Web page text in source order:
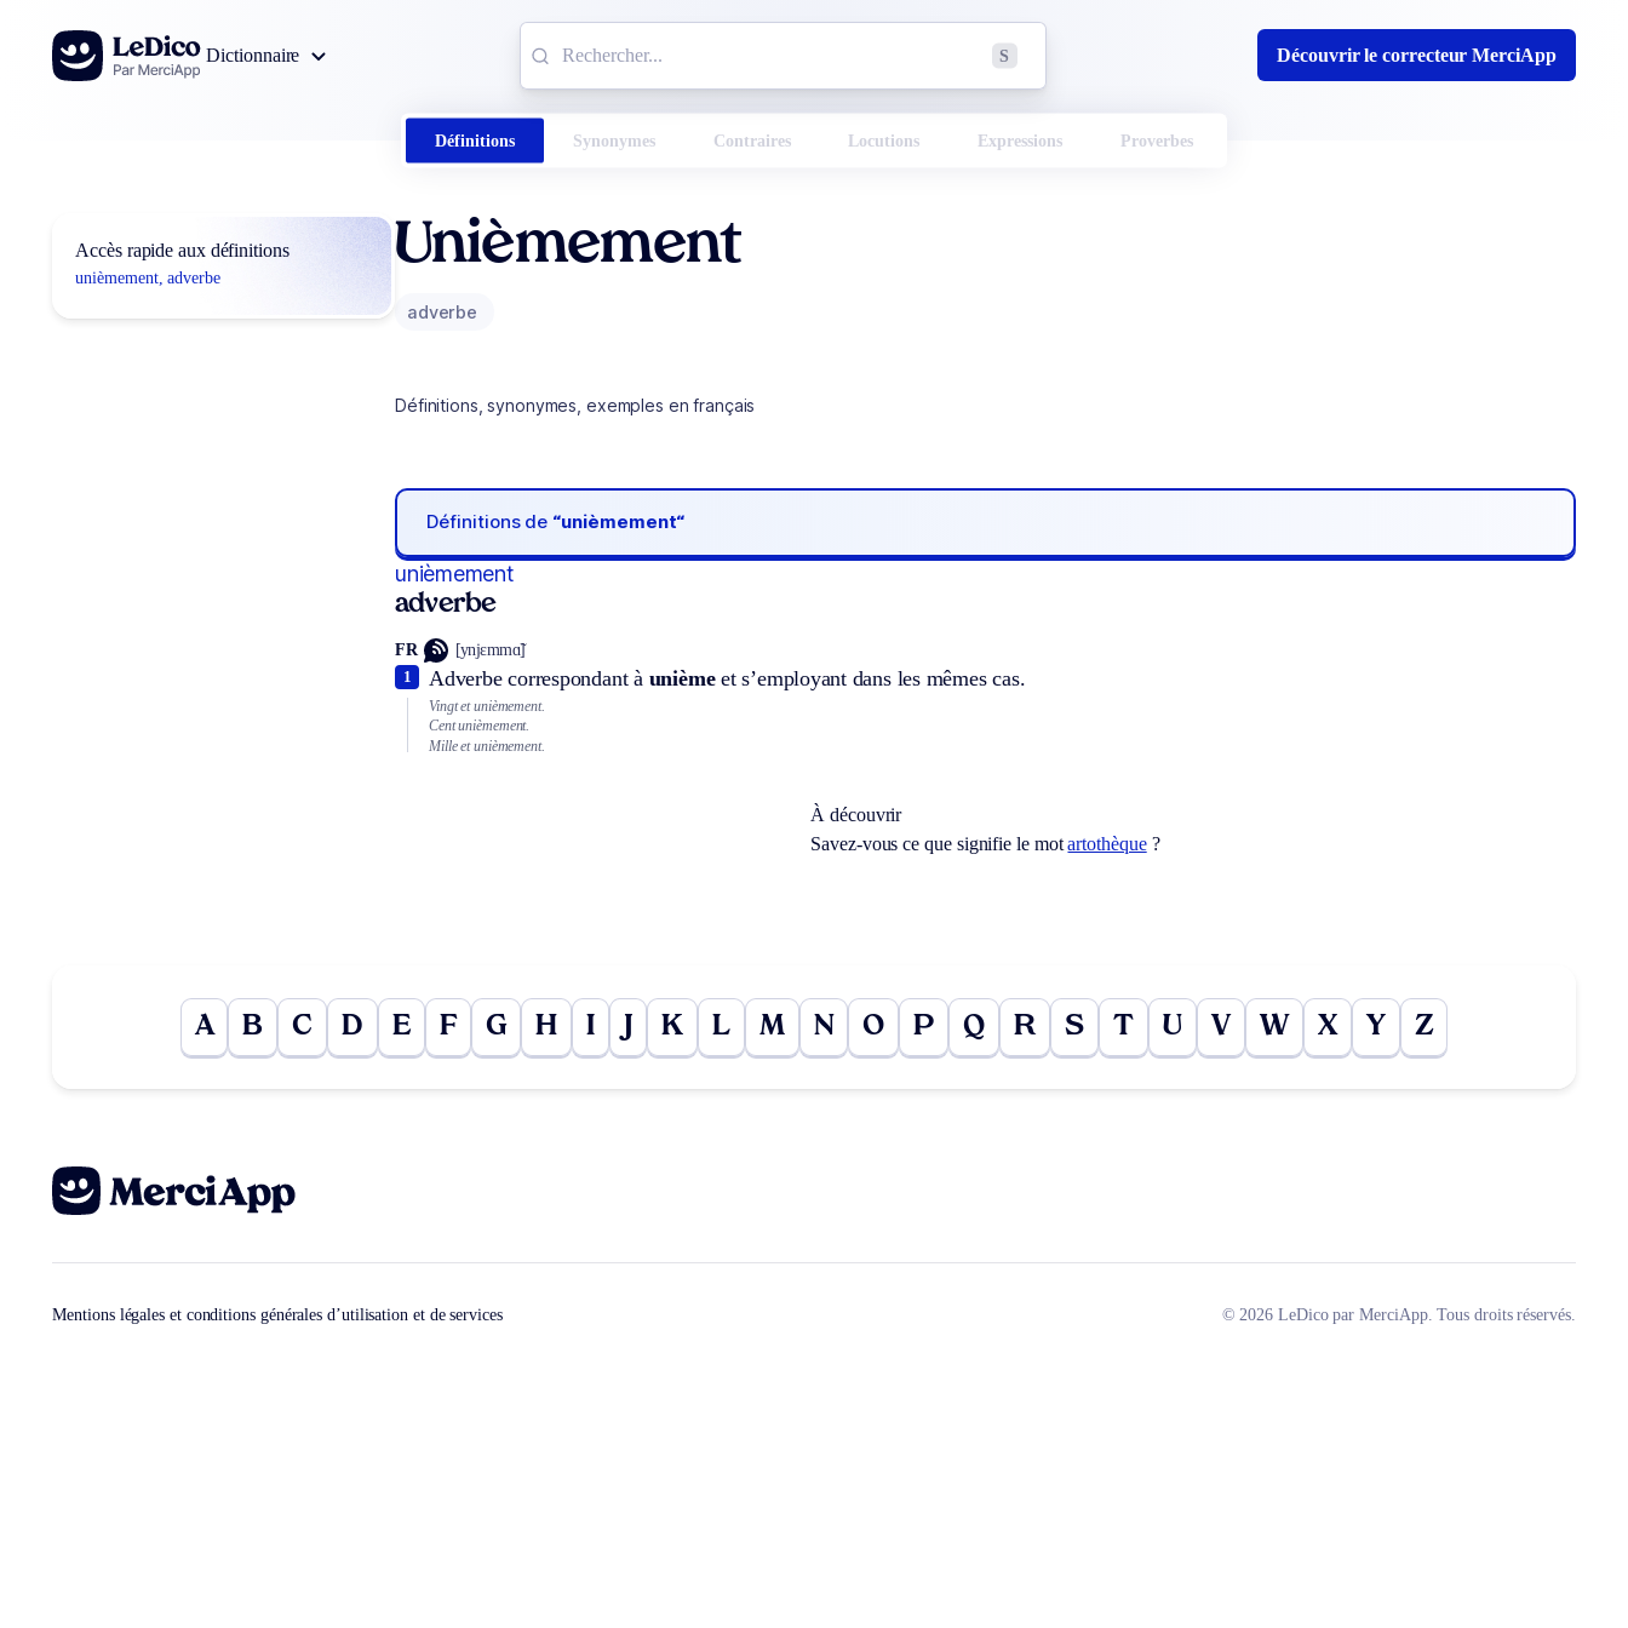
Aller au contenu
Dictionnaire
S Découvrir le correcteur MerciApp
Définitions Synonymes Contraires Locutions Expressions Proverbes
Accès rapide aux définitions
unièmement, adverbe
Unièmement
adverbe
Définitions, synonymes, exemples en français
Définitions de “unièmement“
unièmement
adverbe
FR [ynjɛmmɑ̃]
Adverbe correspondant à unièmeet s’employant dans les mêmes cas.
1
Vingt et unièmement.
Cent unièmement.
Mille et unièmement.
À découvrir
Savez-vous ce que signifie le motartothèque?
A B C D E F G H I J K L M N O P Q R S T U V W X Y Z
Mentions légales et conditions générales d’utilisation et de services © 2026 LeDico par MerciApp. Tous droits réservés.